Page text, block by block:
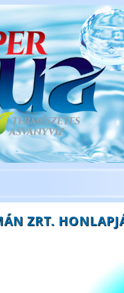
ZRT.